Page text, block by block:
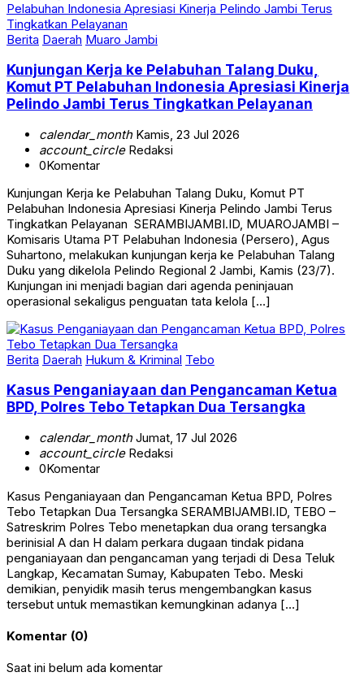
Berita Daerah Muaro Jambi
Kunjungan Kerja ke Pelabuhan Talang Duku,
Komut PT Pelabuhan Indonesia Apresiasi Kinerja
Pelindo Jambi Terus Tingkatkan Pelayanan
calendar_monthKamis, 23 Jul 2026
account_circleRedaksi
0Komentar
Kunjungan Kerja ke Pelabuhan Talang Duku, Komut PT
Pelabuhan Indonesia Apresiasi Kinerja Pelindo Jambi Terus
Tingkatkan Pelayanan SERAMBIJAMBI.ID, MUAROJAMBI –
Komisaris Utama PT Pelabuhan Indonesia (Persero), Agus
Suhartono, melakukan kunjungan kerja ke Pelabuhan Talang
Duku yang dikelola Pelindo Regional 2 Jambi, Kamis (23/7).
Kunjungan ini menjadi bagian dari agenda peninjauan
operasional sekaligus penguatan tata kelola […]
Berita Daerah Hukum & Kriminal Tebo
Kasus Penganiayaan dan Pengancaman Ketua
BPD, Polres Tebo Tetapkan Dua Tersangka
calendar_monthJumat, 17 Jul 2026
account_circleRedaksi
0Komentar
Kasus Penganiayaan dan Pengancaman Ketua BPD, Polres
Tebo Tetapkan Dua Tersangka SERAMBIJAMBI.ID, TEBO –
Satreskrim Polres Tebo menetapkan dua orang tersangka
berinisial A dan H dalam perkara dugaan tindak pidana
penganiayaan dan pengancaman yang terjadi di Desa Teluk
Langkap, Kecamatan Sumay, Kabupaten Tebo. Meski
demikian, penyidik masih terus mengembangkan kasus
tersebut untuk memastikan kemungkinan adanya […]
Komentar (0)
Saat ini belum ada komentar